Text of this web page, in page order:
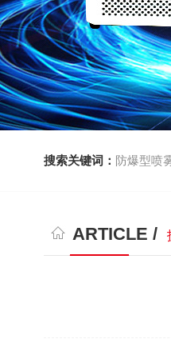
搜索关键词： 防爆型喷
ARTICLE /